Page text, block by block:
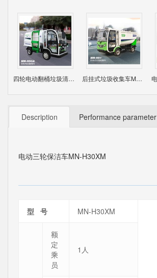
四轮电动翻桶垃圾清运车MN_H90A 后挂式垃圾收集车MN_H91，机械推压，油缸撑地！
Description Performance parameter
电动三轮保洁车MN-H30XM
型 号 MN-H30XM
额
定
乘
员
1人